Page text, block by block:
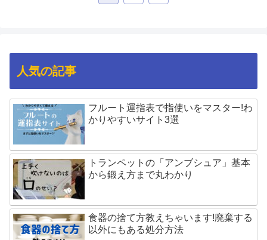
人気の記事
フルート運指表で指使いをマスター!わ
かりやすいサイト3選
トランペットの「アンブシュア」基本
から鍛え方まで丸わかり
食器の捨て方教えちゃいます!廃棄する
以外にもある処分方法